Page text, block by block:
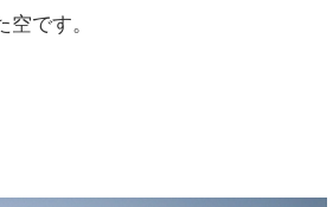
です。